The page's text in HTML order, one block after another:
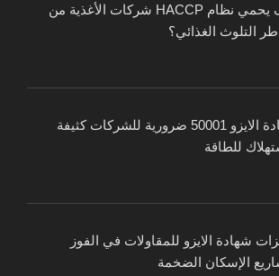
كيف يحمي نظام HACCP شركات الأغذية من
التلوث الغذائي؟
شهادة الايزو 50001 ضرورية للشركات كثيفة
للطاقة
شهادة الايزو للمقاولات في الفوز
الإسكان الضخمة